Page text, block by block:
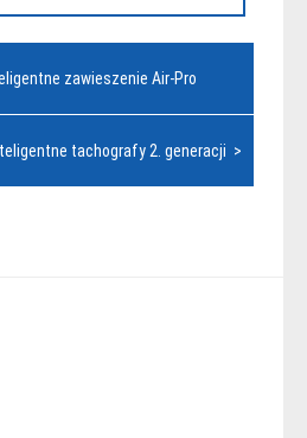
zawieszenie Air-Pro
tachografy 2. generacji >